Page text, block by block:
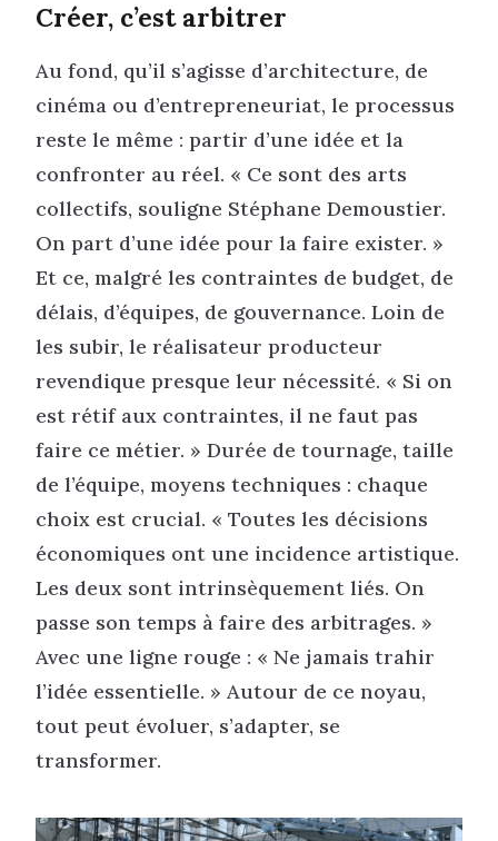
Créer, c’est arbitrer
Au fond, qu’il s’agisse d’architecture, de
cinéma ou d’entrepreneuriat, le processus
reste le même : partir d’une idée et la
confronter au réel. « Ce sont des arts
collectifs, souligne Stéphane Demoustier.
On part d’une idée pour la faire exister. »
Et ce, malgré les contraintes de budget, de
délais, d’équipes, de gouvernance. Loin de
les subir, le réalisateur producteur
revendique presque leur nécessité. « Si on
est rétif aux contraintes, il ne faut pas
faire ce métier. » Durée de tournage, taille
de l’équipe, moyens techniques : chaque
choix est crucial. « Toutes les décisions
économiques ont une incidence artistique.
Les deux sont intrinsèquement liés. On
passe son temps à faire des arbitrages. »
Avec une ligne rouge : « Ne jamais trahir
l’idée essentielle. » Autour de ce noyau,
tout peut évoluer, s’adapter, se
transformer.